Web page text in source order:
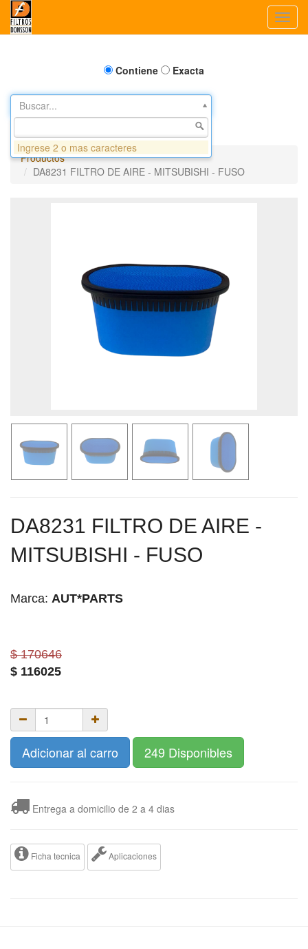
Contiene Exacta
Buscar...
Productos
DA8231 FILTRO DE AIRE - MITSUBISHI - FUSO
DA8231 FILTRO DE AIRE -
MITSUBISHI - FUSO
Marca: AUT*PARTS
$ 170646
$ 116025
Adicionar al carro 249 Disponibles
Entrega a domicilio de 2 a 4 dias
Ficha tecnica Aplicaciones
Ingrese 2 o mas caracteres